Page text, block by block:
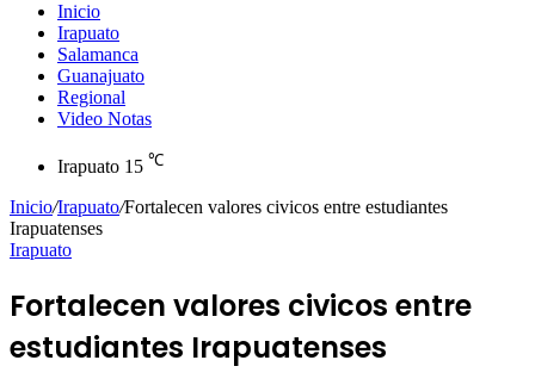
Inicio
Irapuato
Salamanca
Guanajuato
Regional
Video Notas
Irapuato 15 ℃
Inicio/Irapuato/Fortalecen valores civicos entre estudiantes
Irapuatenses
Irapuato
Fortalecen valores civicos entre
estudiantes Irapuatenses